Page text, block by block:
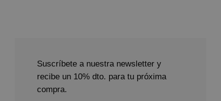
Suscríbete a nuestra newsletter y
recibe un 10% dto. para tu próxima
compra.